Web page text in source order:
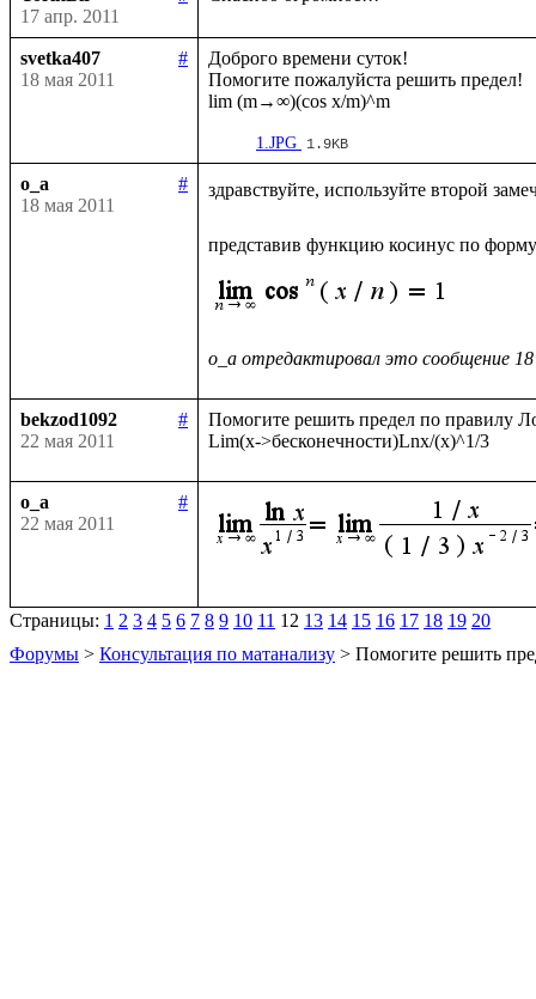
17 апр. 2011
svetka407
#
18 мая 2011
Доброго времени суток!
Помогите пожалуйста решить предел!
1.JPG 1.9KB
o_a
#
18 мая 2011
здравствуйте, используйте второй
представив функцию косинус по
o_a отредактировал это сообщение
bekzod1092
#
22 мая 2011
Помогите решить предел по правилу
o_a
#
22 мая 2011
Страницы: 1 2 3 4 5 6 7 8 9 10 11 12 13 14 15 16 17 18 19 20
Форумы > Консультация по матанализу > Помогите решить